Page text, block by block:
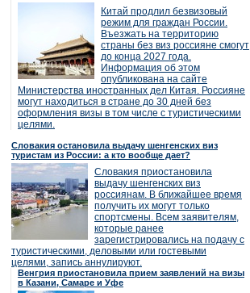
Китай продлил безвизовый
режим для граждан России.
Въезжать на территорию
страны без виз россияне смогут
до конца 2027 года.
Информация об этом
опубликована на сайте
Министерства иностранных дел Китая. Россияне
могут находиться в стране до 30 дней без
оформления визы в том числе с туристическими
целями.
Словакия остановила выдачу шенгенских виз
туристам из России: а кто вообще дает?
Словакия приостановила
выдачу шенгенских виз
россиянам. В ближайшее время
получить их могут только
спортсмены. Всем заявителям,
которые ранее
зарегистрировались на подачу с
туристическими, деловыми или гостевыми
целями, запись аннулируют.
Венгрия приостановила прием заявлений на визы
в Казани, Самаре и Уфе